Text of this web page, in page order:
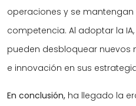
operaciones y se
competencia. Al adoptar la
pueden desbloquear nuevos
e innovación en sus
En conclusión, ha llegado la